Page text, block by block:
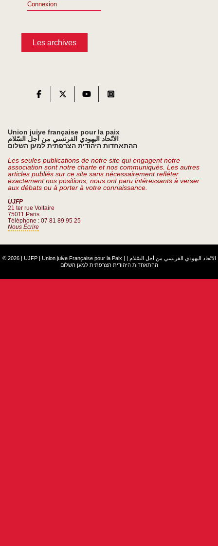
Connexion
Les archives
Union juive française pour la paix
الاتّحاد اليهودي الفرنسي من أجل السّلام
ההתאחדות היהודית הצרפתית למען השלום
Les seules publications de notre site qui engagent notre
association sont notre charte et nos communiqués. Les autres
articles publiés sur ce site sans nécessairement refléter
exactement nos positions, nous ont paru intéressants à verser
aux débats ou à porter à votre connaissance.
UJFP
21 ter rue Voltaire
75011 Paris
Téléphone : 07 81 89 95 25
Nous Écrire
© 2026 | UJFP | Union juive Française pour la Paix | الاتّحاد اليهودي الفرنسي من أجل السّلام
ההתאחדות היהודית הצרפתית למען השלום